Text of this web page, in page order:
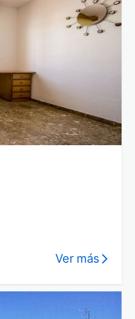
Ver más